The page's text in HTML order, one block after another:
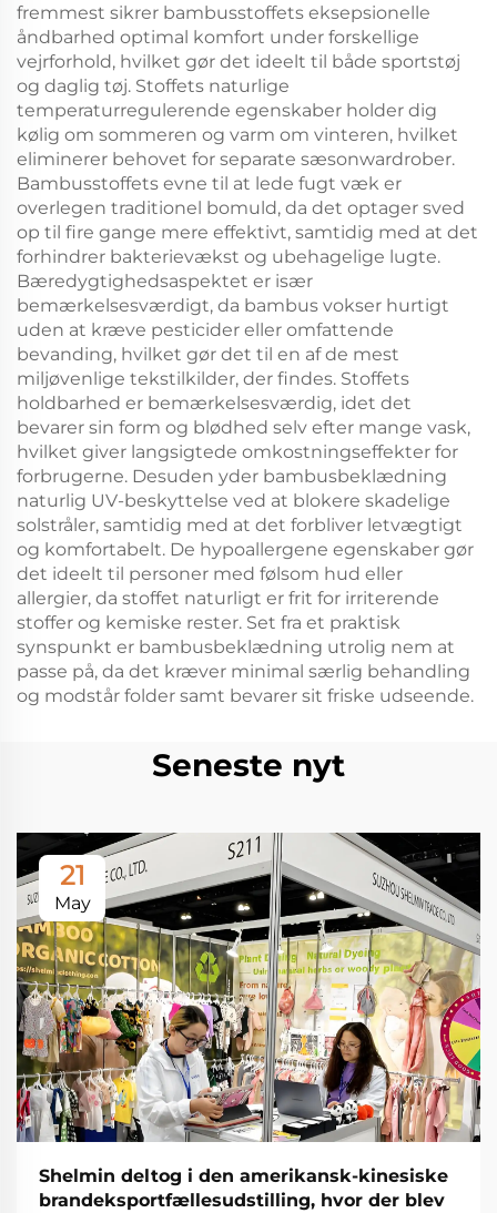
fremmest sikrer bambusstoffets eksepsionelle
åndbarhed optimal komfort under forskellige
vejrforhold, hvilket gør det ideelt til både sportstøj
og daglig tøj. Stoffets naturlige
temperaturregulerende egenskaber holder dig
kølig om sommeren og varm om vinteren, hvilket
eliminerer behovet for separate sæsonwardrober.
Bambusstoffets evne til at lede fugt væk er
overlegen traditionel bomuld, da det optager sved
op til fire gange mere effektivt, samtidig med at det
forhindrer bakterievækst og ubehagelige lugte.
Bæredygtighedsaspektet er især
bemærkelsesværdigt, da bambus vokser hurtigt
uden at kræve pesticider eller omfattende
bevanding, hvilket gør det til en af de mest
miljøvenlige tekstilkilder, der findes. Stoffets
holdbarhed er bemærkelsesværdig, idet det
bevarer sin form og blødhed selv efter mange vask,
hvilket giver langsigtede omkostningseffekter for
forbrugerne. Desuden yder bambusbeklædning
naturlig UV-beskyttelse ved at blokere skadelige
solstråler, samtidig med at det forbliver letvægtigt
og komfortabelt. De hypoallergene egenskaber gør
det ideelt til personer med følsom hud eller
allergier, da stoffet naturligt er frit for irriterende
stoffer og kemiske rester. Set fra et praktisk
synspunkt er bambusbeklædning utrolig nem at
passe på, da det kræver minimal særlig behandling
og modstår folder samt bevarer sit friske udseende.
Seneste nyt
21
May
Shelmin deltog i den amerikansk-kinesiske
brandeksportfællesudstilling, hvor der blev